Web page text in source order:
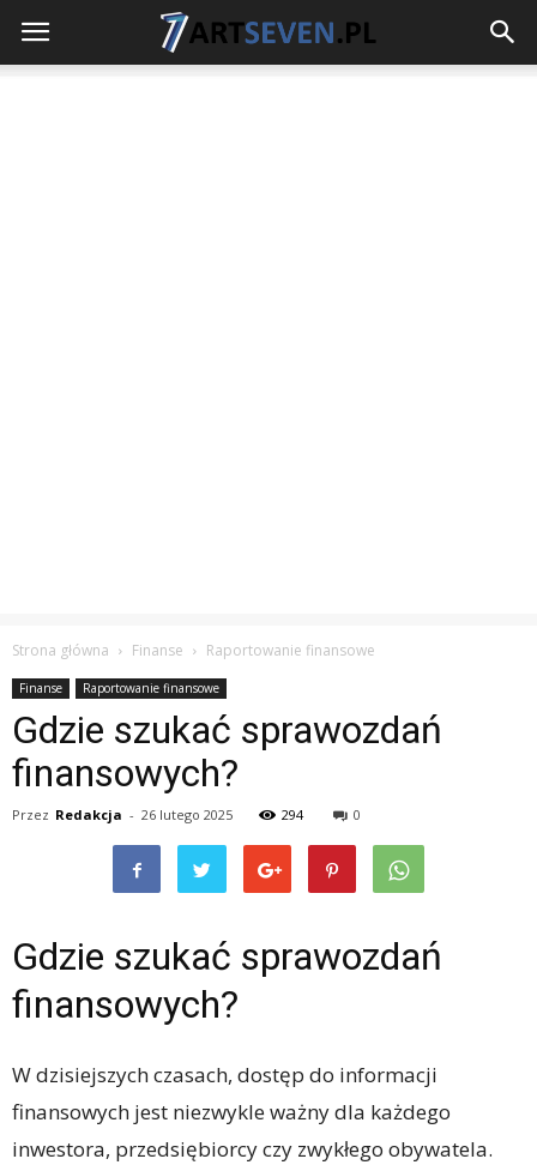
Strona główna Finanse Raportowanie finansowe
Finanse Raportowanie finansowe
Gdzie szukać sprawozdań
finansowych?
Przez Redakcja - 26 lutego 2025 294 0
Gdzie szukać sprawozdań
finansowych?
W dzisiejszych czasach, dostęp do informacji
finansowych jest niezwykle ważny dla każdego
inwestora, przedsiębiorcy czy zwykłego obywatela.